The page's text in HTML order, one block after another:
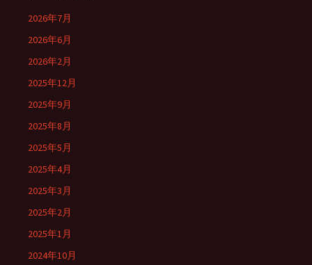
2026年7月
2026年6月
2026年2月
2025年12月
2025年9月
2025年8月
2025年5月
2025年4月
2025年3月
2025年2月
2025年1月
2024年10月